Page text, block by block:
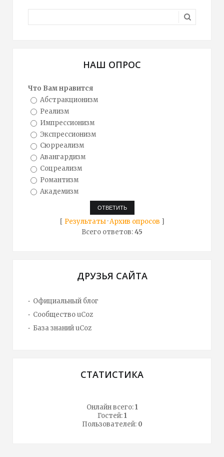
НАШ ОПРОС
Что Вам нравится
Абстракционизм
Реализм
Импрессионизм
Экспрессионизм
Сюрреализм
Авангардизм
Соцреализм
Романтизм
Академизм
[ Результаты·Архив опросов ]
Всего ответов:45
ДРУЗЬЯ САЙТА
Официальный блог
Сообщество uCoz
База знаний uCoz
СТАТИСТИКА
Онлайн всего:1
Гостей:1
Пользователей: 0